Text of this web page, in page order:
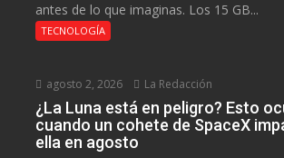
antes de lo que imaginas. Los 15 GB...
TECNOLOGÍA
agosto 2, 2026 La Redacción
¿La Luna está en peligro? Esto
cuando un cohete de SpaceX
ella en agosto